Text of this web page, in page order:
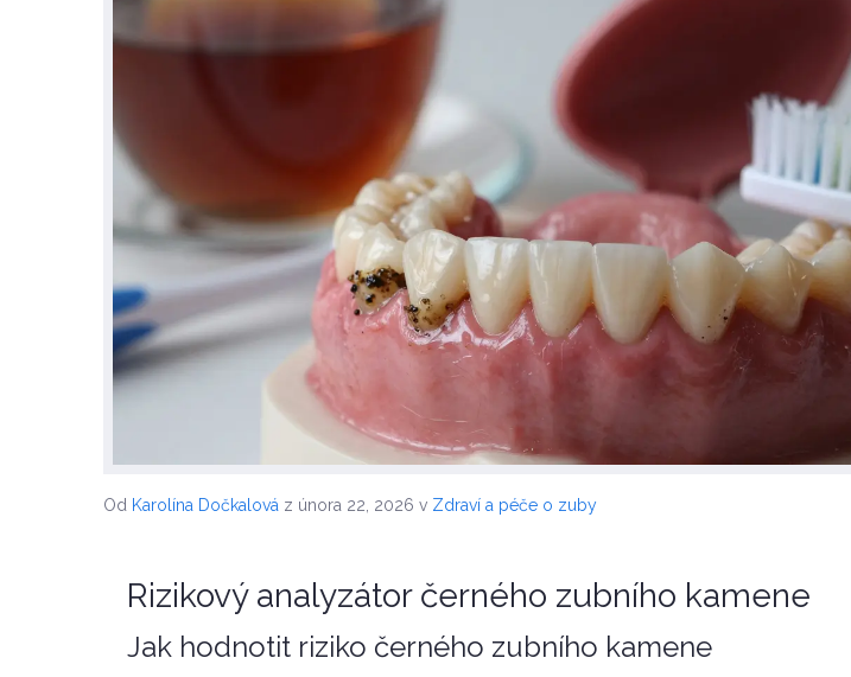
Od Karolína Dočkalová z února 22, 2026 v Zdraví a péče o zuby
Rizikový analyzátor černého zubního kamene
Jak hodnotit riziko černého zubního kamene